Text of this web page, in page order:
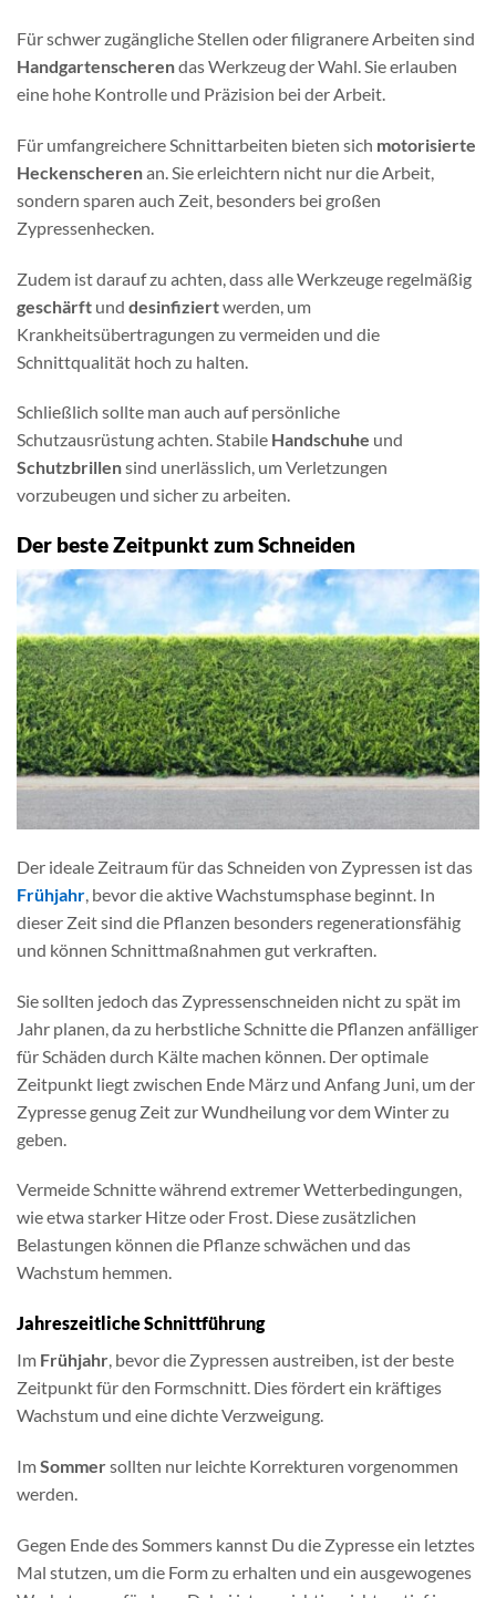
Für schwer zugängliche Stellen oder filigranere Arbeiten sind
Handgartenscherendas Werkzeug der Wahl. Sie erlauben
eine hohe Kontrolle und Präzision bei der Arbeit.
Für umfangreichere Schnittarbeiten bieten sich motorisierte
Heckenscherenan. Sie erleichtern nicht nur die Arbeit,
sondern sparen auch Zeit, besonders bei großen
Zypressenhecken.
Zudem ist darauf zu achten, dass alle Werkzeuge regelmäßig
geschärft und desinfiziertwerden, um
Krankheitsübertragungen zu vermeiden und die
Schnittqualität hoch zu halten.
Schließlich sollte man auch auf persönliche
Schutzausrüstung achten. Stabile Handschuhe und
Schutzbrillensind unerlässlich, um Verletzungen
vorzubeugen und sicher zu arbeiten.
Der beste Zeitpunkt zum Schneiden
Der ideale Zeitraum für das Schneiden von Zypressen ist das
Frühjahr , bevor die aktive Wachstumsphase beginnt. In
dieser Zeit sind die Pflanzen besonders regenerationsfähig
und können Schnittmaßnahmen gut verkraften.
Sie sollten jedoch das Zypressenschneiden nicht zu spät im
Jahr planen, da zu herbstliche Schnitte die Pflanzen anfälliger
für Schäden durch Kälte machen können. Der optimale
Zeitpunkt liegt zwischen Ende März und Anfang Juni, um der
Zypresse genug Zeit zur Wundheilung vor dem Winter zu
geben.
Vermeide Schnitte während extremer Wetterbedingungen,
wie etwa starker Hitze oder Frost. Diese zusätzlichen
Belastungen können die Pflanze schwächen und das
Wachstum hemmen.
Jahreszeitliche Schnittführung
Im Frühjahr, bevor die Zypressen austreiben, ist der beste
Zeitpunkt für den Formschnitt. Dies fördert ein kräftiges
Wachstum und eine dichte Verzweigung.
ImSommersollten nur leichte Korrekturen vorgenommen
werden.
Gegen Ende des Sommers kannst Du die Zypresse ein letztes
Mal stutzen, um die Form zu erhalten und ein ausgewogenes